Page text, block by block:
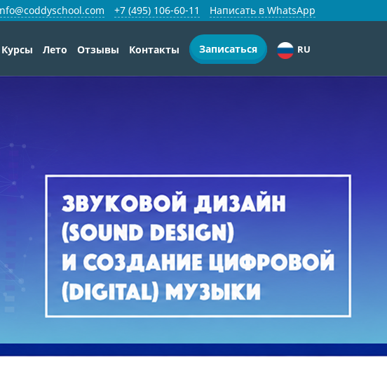
Написать в WhatsApp
+7 (495) 106-60-11
Курсы Лето Отзывы Контакты Записаться RU